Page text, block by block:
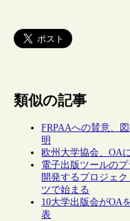
類似の記事
FRPAAへの賛意、
明
欧州大学協会、OA
電子出版ツールの
開発するプロジェク
ツで始まる
10大学出版会がOA
表